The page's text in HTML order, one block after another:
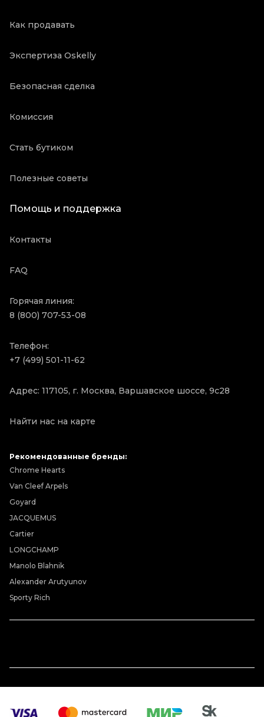
Как продавать
Экспертиза Oskelly
Безопасная сделка
Комиссия
Стать бутиком
Полезные советы
Помощь и поддержка
Контакты
FAQ
Горячая линия:
8 (800) 707-53-08
Телефон:
+7 (499) 501-11-62
Адрес: 117105, г. Москва, Варшавское шоссе, 9с28
Найти нас на карте
Рекомендованные бренды:
Chrome Hearts
Van Cleef Arpels
Goyard
JACQUEMUS
Cartier
LONGCHAMP
Manolo Blahnik
Alexander Arutyunov
Sporty Rich